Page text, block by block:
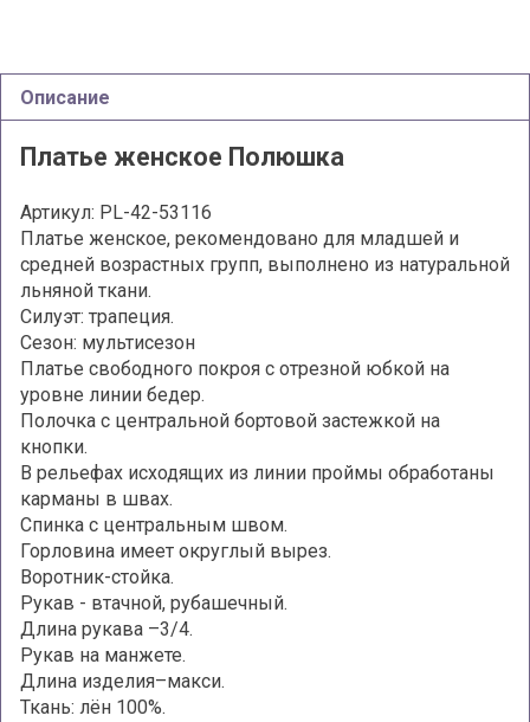
Описание
Платье женское Полюшка
Артикул: PL-42-53116
Платье женское, рекомендовано для младшей и
средней возрастных групп, выполнено из натуральной
льняной ткани.
Силуэт: трапеция.
Сезон: мультисезон
Платье свободного покроя с отрезной юбкой на
уровне линии бедер.
Полочка с центральной бортовой застежкой на
кнопки.
В рельефах исходящих из линии проймы обработаны
карманы в швах.
Спинка с центральным швом.
Горловина имеет округлый вырез.
Воротник-стойка.
Рукав - втачной, рубашечный.
Длина рукава –3/4.
Рукав на манжете.
Длина изделия–макси.
Ткань: лён 100%.